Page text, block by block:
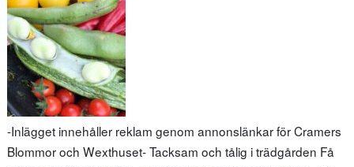
-Inlägget innehåller reklam genom annonslänkar för Cramers
Blommor och Wexthuset- Tacksam och tålig i trädgården Få